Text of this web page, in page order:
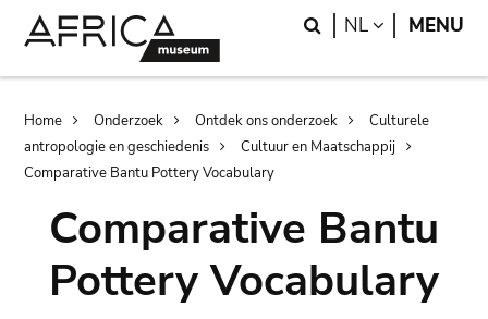
Search
NL LANGUAGE
MENU
Breadcrumb
Home Onderzoek Ontdek ons onderzoek
Culturele
antropologie en geschiedenis
Cultuur en Maatschappij
Comparative Bantu Pottery Vocabulary
Comparative Bantu
Pottery Vocabulary